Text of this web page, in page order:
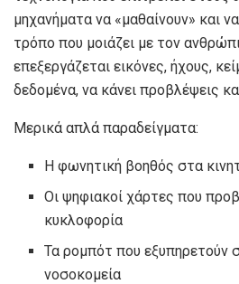
μηχανήματα να «μαθαίνουν» και
τρόπο που μοιάζει με τον
επεξεργάζεται εικόνες, ήχους,
δεδομένα, να κάνει προβλέψεις
Μερικά απλά παραδείγματα:
Η φωνητική βοηθός στα
Οι ψηφιακοί χάρτες που
κυκλοφορία
Τα ρομπότ που εξυπηρετούν
νοσοκομεία